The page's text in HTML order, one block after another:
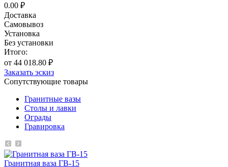
0.00 ₽
Доставка
Самовывоз
Установка
Без установки
Итого:
от 44 018.80 ₽
Заказать эскиз
Сопутствующие товары
Гранитные вазы
Столы и лавки
Ограды
Гравировка
Гранитная ваза ГВ-15